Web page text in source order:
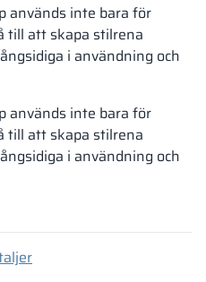
används inte bara för
till att skapa stilrena
i användning och
används inte bara för
till att skapa stilrena
i användning och